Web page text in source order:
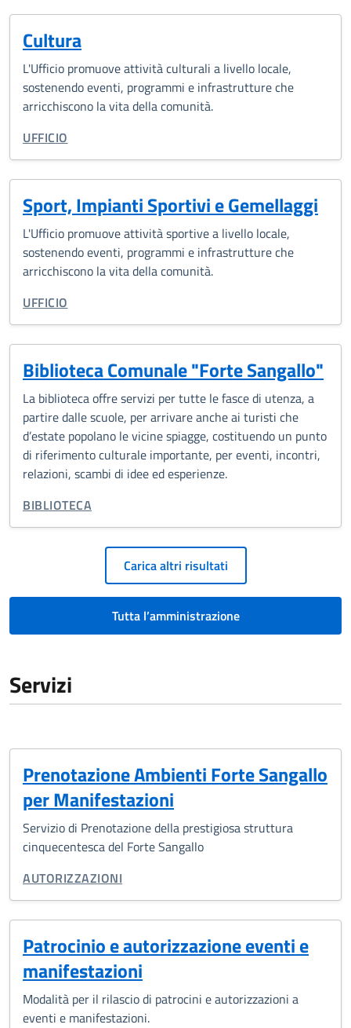
Cultura
L'Ufficio promuove attività culturali a livello locale,
sostenendo eventi, programmi e infrastrutture che
arricchiscono la vita della comunità.
TIPO DI ORGANIZZAZIONE:
UFFICIO
Sport, Impianti Sportivi e Gemellaggi
L'Ufficio promuove attività sportive a livello locale,
sostenendo eventi, programmi e infrastrutture che
arricchiscono la vita della comunità.
TIPO DI ORGANIZZAZIONE:
UFFICIO
Biblioteca Comunale "Forte Sangallo"
La biblioteca offre servizi per tutte le fasce di utenza, a
partire dalle scuole, per arrivare anche ai turisti che
d’estate popolano le vicine spiagge, costituendo un punto
di riferimento culturale importante, per eventi, incontri,
relazioni, scambi di idee ed esperienze.
TIPO DI ORGANIZZAZIONE:
BIBLIOTECA
Paginazione Carica altri risultati
Tutta l’amministrazione
Servizi
Prenotazione Ambienti Forte Sangallo
per Manifestazioni
Servizio di Prenotazione della prestigiosa struttura
cinquecentesca del Forte Sangallo
CATEGORIA CORRELATA:
AUTORIZZAZIONI
Patrocinio e autorizzazione eventi e
manifestazioni
Modalità per il rilascio di patrocini e autorizzazioni a
eventi e manifestazioni.